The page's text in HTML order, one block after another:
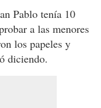
Pablo tenía 10
a las menores
los papeles y
diciendo.